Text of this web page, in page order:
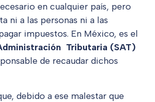
en cualquier país, pero
ni a las personas ni a las
impuestos. En México, es el
Tributaria (SAT)
de recaudar dichos
debido a ese malestar que